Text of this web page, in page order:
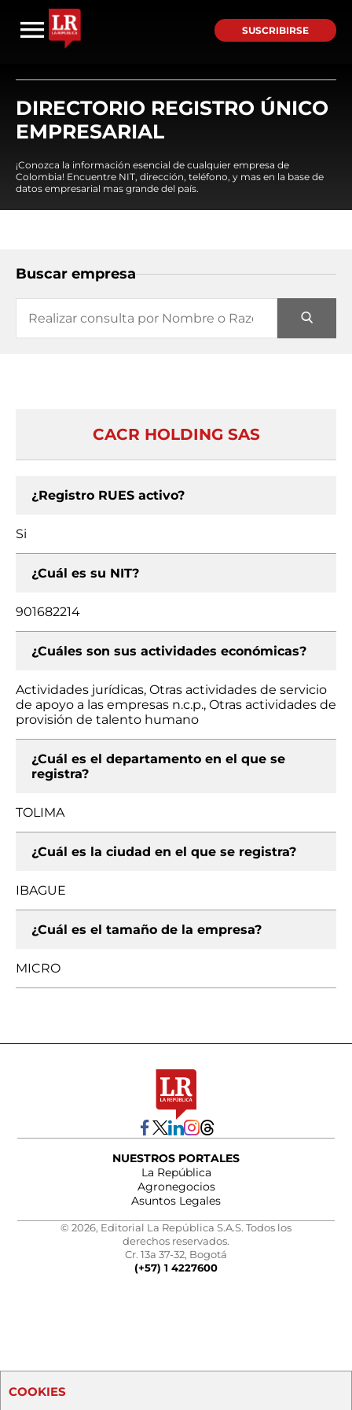
SUSCRIBIRSE
DIRECTORIO REGISTRO ÚNICO
EMPRESARIAL
¡Conozca la información esencial de cualquier empresa de
Colombia! Encuentre NIT, dirección, teléfono, y mas en la base de
datos empresarial mas grande del país.
Buscar empresa
CACR HOLDING SAS
¿Registro RUES activo?
Si
¿Cuál es su NIT?
901682214
¿Cuáles son sus actividades económicas?
Actividades jurídicas, Otras actividades de servicio
de apoyo a las empresas n.c.p., Otras actividades de
provisión de talento humano
¿Cuál es el departamento en el que se
registra?
TOLIMA
¿Cuál es la ciudad en el que se registra?
IBAGUE
¿Cuál es el tamaño de la empresa?
MICRO
NUESTROS PORTALES
La República
Agronegocios
Asuntos Legales
© 2026, Editorial La República S.A.S. Todos los
derechos reservados.
Cr. 13a 37-32, Bogotá
(+57) 1 4227600
COOKIES